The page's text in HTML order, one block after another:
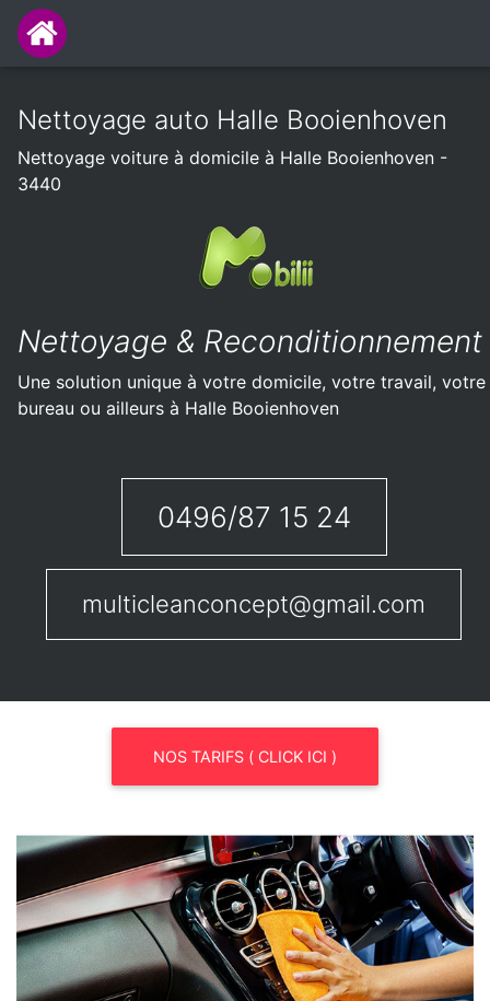
Nettoyage auto Halle Booienhoven
Nettoyage voiture à domicile à Halle Booienhoven -
3440
Nettoyage & Reconditionnement
Une solution unique à votre domicile, votre travail, votre
bureau ou ailleurs à Halle Booienhoven
0496/87 15 24
multicleanconcept@gmail.com
NOS TARIFS ( CLICK ICI )